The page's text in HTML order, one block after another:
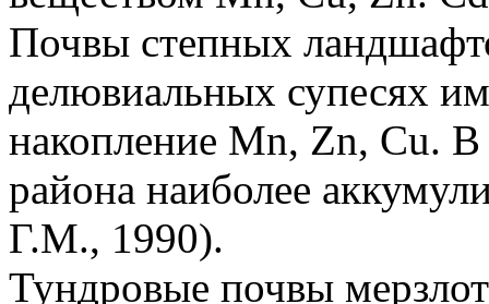
Почвы степных
делювиальных супесях
накопление Mn, Zn, Cu.
района наиболее
Г.М., 1990).
Тундровые почвы